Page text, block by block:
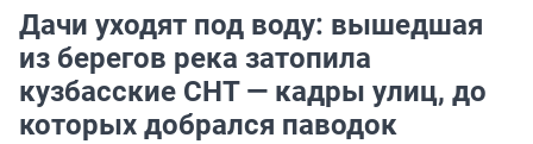
Дачи уходят под воду: вышедшая
из берегов река затопила
кузбасские СНТ — кадры улиц, до
которых добрался паводок